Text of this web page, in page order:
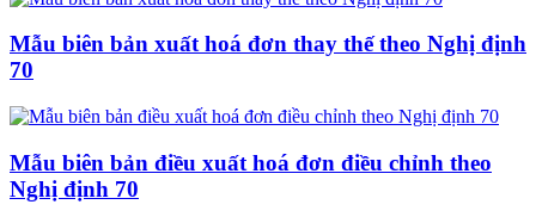
Mẫu biên bản xuất hoá đơn thay thế theo Nghị định
70
Mẫu biên bản điều xuất hoá đơn điều chỉnh theo
Nghị định 70